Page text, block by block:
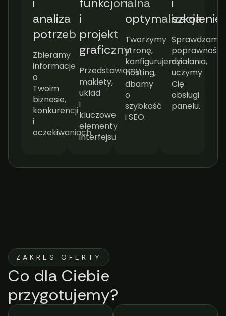
analiza
potrzeb
Zbieramy
informacje
o
Twoim
biznesie,
konkurencji
i
oczekiwaniach.
i
projekt
graficzny
Przedstawiamy
makiety,
układ
i
kluczowe
elementy
interfejsu.
optymalizacja
Tworzymy
stronę,
konfigurujemy
hosting,
dbamy
o
szybkość
i SEO.
szkolenie
Sprawdzamy
poprawność
działania,
uczymy
Cię
obsługi
panelu.
ZAKRES OFERTY
Co dla Ciebie
przygotujemy?